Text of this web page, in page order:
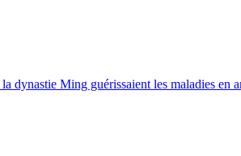
dynastie Ming guérissaient les maladies en